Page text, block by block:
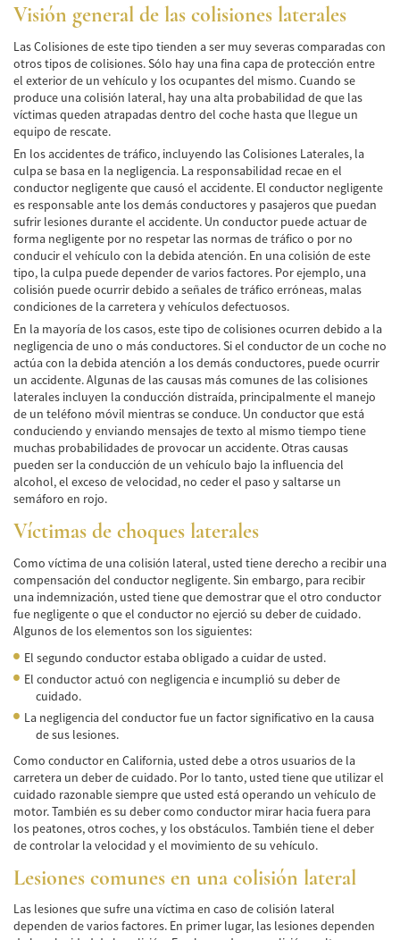
Conductor Ebrio
Colisiones de Impacto Lateral
Mortales
Fallo del cinturón de seguridad
Falla en los Frenos
¿Qué se Debe Hacer Después de un
Accidente?
Hundimiento del techo del Automóvil
Negociando con los Agentes de Seguros
Neumáticos Defectuosos
Tipos de Daños Disponibles
Tipos Habituales de Accidentes
Accidentes de Autobús
Causas Comunes de Accidentes de
Estadísticas de Accidentes de Autobús
Estrategias para Ganar su Caso
Evidencia Requerida en Casos de Accidentes
de Autobús
Ley de Transporte Público en California
Accidente de Bicicleta
Causas de los Accidentes de Bicicleta
Datos de Accidentes
Lesiones Comunes Resultantes de
Accidentes de Bicicleta
Leyes de Bicicletas sobre Lesiones
Personales
Visión general de las colisiones laterales
Las Colisiones de este tipo tienden a ser muy severas comparadas con
otros tipos de colisiones. Sólo hay una fina capa de protección entre
el exterior de un vehículo y los ocupantes del mismo. Cuando se
produce una colisión lateral, hay una alta probabilidad de que las
víctimas queden atrapadas dentro del coche hasta que llegue un
equipo de rescate.
En los accidentes de tráfico, incluyendo las Colisiones Laterales, la
culpa se basa en la negligencia. La responsabilidad recae en el
conductor negligente que causó el accidente. El conductor negligente
es responsable ante los demás conductores y pasajeros que puedan
sufrir lesiones durante el accidente. Un conductor puede actuar de
forma negligente por no respetar las normas de tráfico o por no
conducir el vehículo con la debida atención. En una colisión de este
tipo, la culpa puede depender de varios factores. Por ejemplo, una
colisión puede ocurrir debido a señales de tráfico erróneas, malas
condiciones de la carretera y vehículos defectuosos.
En la mayoría de los casos, este tipo de colisiones ocurren debido a la
negligencia de uno o más conductores. Si el conductor de un coche no
actúa con la debida atención a los demás conductores, puede ocurrir
un accidente. Algunas de las causas más comunes de las colisiones
laterales incluyen la conducción distraída, principalmente el manejo
de un teléfono móvil mientras se conduce. Un conductor que está
conduciendo y enviando mensajes de texto al mismo tiempo tiene
muchas probabilidades de provocar un accidente. Otras causas
pueden ser la conducción de un vehículo bajo la influencia del
alcohol, el exceso de velocidad, no ceder el paso y saltarse un
semáforo en rojo.
Víctimas de choques laterales
Como víctima de una colisión lateral, usted tiene derecho a recibir una
compensación del conductor negligente. Sin embargo, para recibir
una indemnización, usted tiene que demostrar que el otro conductor
fue negligente o que el conductor no ejerció su deber de cuidado.
Algunos de los elementos son los siguientes:
El segundo conductor estaba obligado a cuidar de usted.
El conductor actuó con negligencia e incumplió su deber de
cuidado.
La negligencia del conductor fue un factor significativo en la causa
de sus lesiones.
Como conductor en California, usted debe a otros usuarios de la
carretera un deber de cuidado. Por lo tanto, usted tiene que utilizar el
cuidado razonable siempre que usted está operando un vehículo de
motor. También es su deber como conductor mirar hacia fuera para
los peatones, otros coches, y los obstáculos. También tiene el deber
de controlar la velocidad y el movimiento de su vehículo.
Lesiones comunes en una colisión lateral
Las lesiones que sufre una víctima en caso de colisión lateral
dependen de varios factores. En primer lugar, las lesiones dependen